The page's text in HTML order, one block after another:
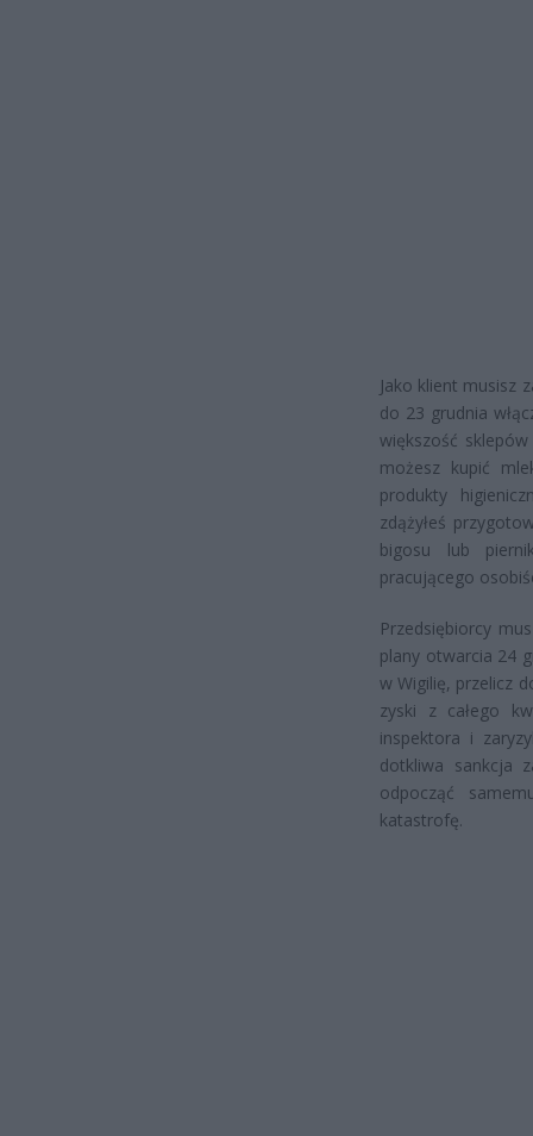
Jako klient musisz
do 23 grudnia
większość
możesz kupić
produkty
zdążyłeś
bigosu lub
pracującego
Przedsiębiorcy
plany otwarcia 24
w Wigilię, przelicz
zyski z całego
inspektora i
dotkliwa sankcja
odpocząć
katastrofę.